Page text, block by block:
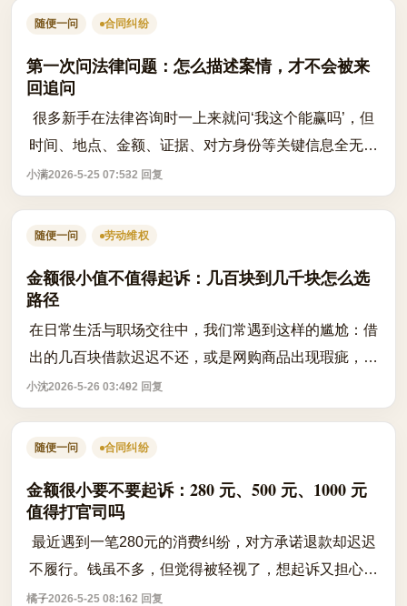
随便一问 合同纠纷
第一次问法律问题：怎么描述案情，才不会被来
回追问
很多新手在法律咨询时一上来就问‘我这个能赢吗’，但
时间、地点、金额、证据、对方身份等关键信息全无，
导致律师或社区成员无法有效回应，反而要反复追问，
浪费彼此时间。其实，一个清晰、完整...
小满2026-5-25 07:532 回复
随便一问 劳动维权
金额很小值不值得起诉：几百块到几千块怎么选
路径
在日常生活与职场交往中，我们常遇到这样的尴尬：借
出的几百块借款迟迟不还，或是网购商品出现瑕疵，商
家仅愿赔偿几十元，但质量问题明显。此时，很多人内
心纠结：为了这点钱去法院起诉，是否显...
小沈2026-5-26 03:492 回复
随便一问 合同纠纷
金额很小要不要起诉：280 元、500 元、1000 元
值得打官司吗
最近遇到一笔280元的消费纠纷，对方承诺退款却迟迟
不履行。钱虽不多，但觉得被轻视了，想起诉又担心：
几百块打官司，光诉讼费就几十，时间精力投入太大，
橘子2026-5-25 08:162 回复